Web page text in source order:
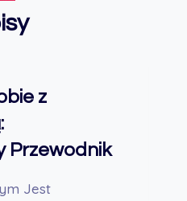
z
Przewodnik
Jest